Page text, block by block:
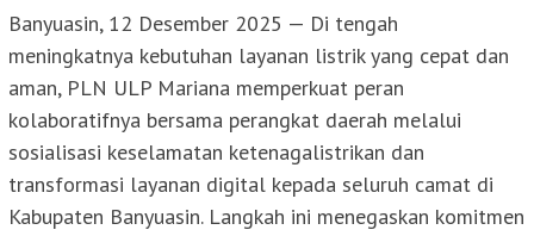
Banyuasin, 12 Desember 2025 — Di tengah
meningkatnya kebutuhan layanan listrik yang cepat dan
aman, PLN ULP Mariana memperkuat peran
kolaboratifnya bersama perangkat daerah melalui
sosialisasi keselamatan ketenagalistrikan dan
transformasi layanan digital kepada seluruh camat di
Kabupaten Banyuasin. Langkah ini menegaskan komitmen